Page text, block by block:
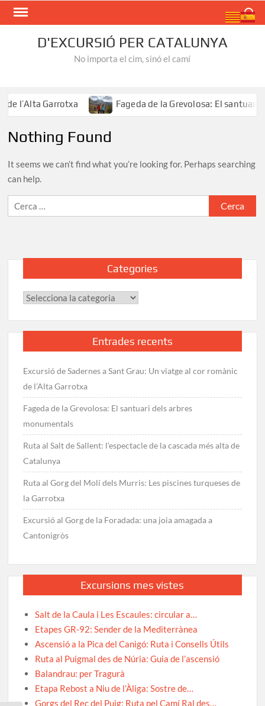
Skip
D'EXCURSIÓ PER CATALUNYA
No importa el cim, sinó el camí
l’Alta Garrotxa Fageda de la Grevolosa: El santuari
Nothing Found
It seems we can’t find what you’re looking for. Perhaps searching
can help.
Cerca:
Categories
Categories
Entrades recents
Excursió de Sadernes a Sant Grau: Un viatge al cor romànic
de l’Alta Garrotxa
Fageda de la Grevolosa: El santuari dels arbres
monumentals
Ruta al Salt de Sallent: l’espectacle de la cascada més alta de
Catalunya
Ruta al Gorg del Molí dels Murris: Les piscines turqueses de
la Garrotxa
Excursió al Gorg de la Foradada: una joia amagada a
Cantonigròs
Excursions mes vistes
Salt de la Caula i Les Escaules: circular a…
Etapes GR-92: Sender de la Mediterrànea
Ascensió a la Pica del Canigó: Ruta i Consells Útils
Ruta al Puigmal des de Núria: Guia de l’ascensió
Balandrau: per Tragurà
Etapa Rebost a Niu de l’Àliga: Sostre de…
Gorgs del Rec del Puig: Ruta pel Camí Ral des…